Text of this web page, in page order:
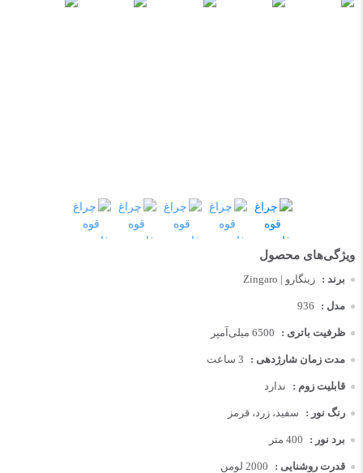
برند : زینگارو | Zingaro
مدل : 936
ظرفیت باتری : 6500 میلی‌آمپر
مدت زمان شارژدهی : 3 ساعت
قابلیت زوم : ندارد
رنگ نور : سفید، زرد، قرمز
برد نور : 400 متر
قدرت روشنایی : 2000 لومن